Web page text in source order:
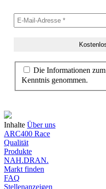
Die Informationen zum
Kenntnis genommen.
Inhalte Über uns
ARC400 Race
Qualität
Produkte
NAH.DRAN.
Markt finden
FAQ
Stellenanzeigen